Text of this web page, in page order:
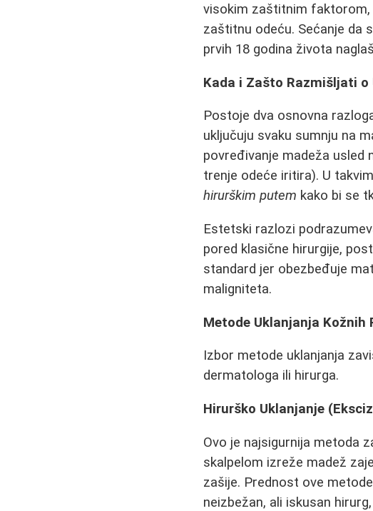
visokim zaštitnim faktorom,
zaštitnu odeću. Sećanje da
prvih 18 godina života
Kada i Zašto Razmišljati o
Postoje dva osnovna
uključuju svaku sumnju na
povređivanje madeža usled
trenje odeće iritira). U
hirurškim putem kako bi se
Estetski razlozi
pored klasične hirurgije,
standard jer obezbeđuje
maligniteta.
Metode Uklanjanja Kožnih
Izbor metode uklanjanja
dermatologa ili hirurga.
Hirurško Uklanjanje
Ovo je najsigurnija metoda
skalpelom izreže madež
zašije. Prednost ove
neizbežan, ali iskusan